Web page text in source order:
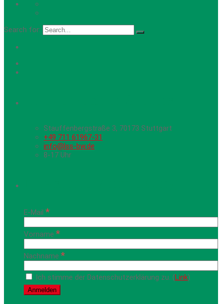
Search for:
Stauffenbergstraße 3, 70173 Stuttgart
+49 711 61967-31
info@lss-bw.de
8-17 Uhr
E-Mail *
Vorname *
Nachname *
Ich stimme der Datenschutzerklärung zu. (Link)